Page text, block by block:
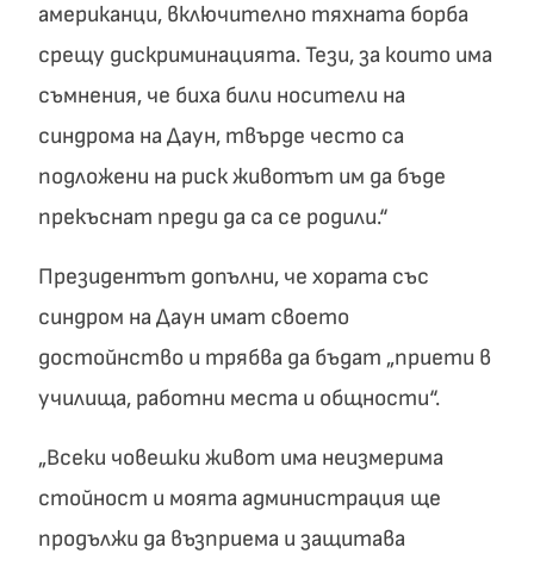
американци, включително тяхната борба
срещу дискриминацията. Тези, за които има
съмнения, че биха били носители на
синдрома на Даун, твърде често са
подложени на риск животът им да бъде
прекъснат преди да са се родили.“
Президентът допълни, че хората със
синдром на Даун имат своето
достойнство и трябва да бъдат „приети в
училища, работни места и общности“.
„Всеки човешки живот има неизмерима
стойност и моята администрация ще
продължи да възприема и защитава